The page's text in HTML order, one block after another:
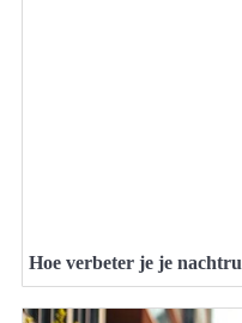
Hoe verbeter je je